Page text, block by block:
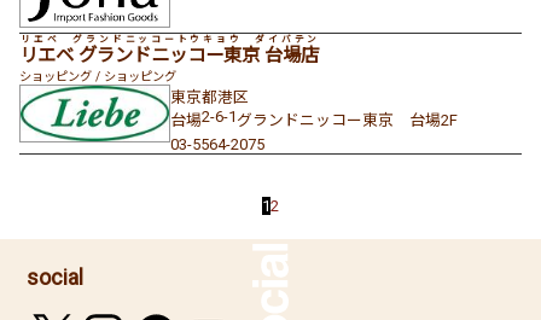
リエベ グランドニッコー東京 台場店
リエベ グランドニッコートウキョウ ダイバテン
ショッピング / ショッピング
東京都港区
台場2-6-1 グランドニッコー東京 台場2F
03-5564-2075
12
social